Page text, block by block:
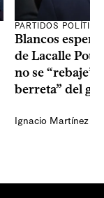
PARTIDOS
Blancos
de Lacalle Pou
no se “rebaje”
berreta” del
Ignacio Martínez